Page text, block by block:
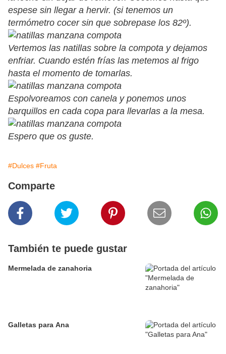
espese sin llegar a hervir. (si tenemos un
termómetro cocer sin que sobrepase los 82º).
Vertemos las natillas sobre la compota y dejamos
enfriar. Cuando estén frías las metemos al frigo
hasta el momento de tomarlas.
Espolvoreamos con canela y ponemos unos
barquillos en cada copa para llevarlas a la mesa.
Espero que os guste.
#Dulces #Fruta
Comparte
También te puede gustar
Mermelada de zanahoria
Galletas para Ana